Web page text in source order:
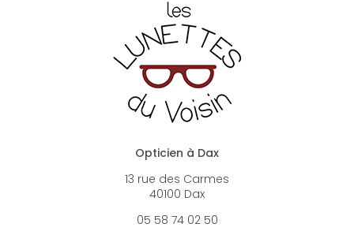
Opticien à Dax
13 rue des Carmes
40100 Dax
05 58 74 02 50